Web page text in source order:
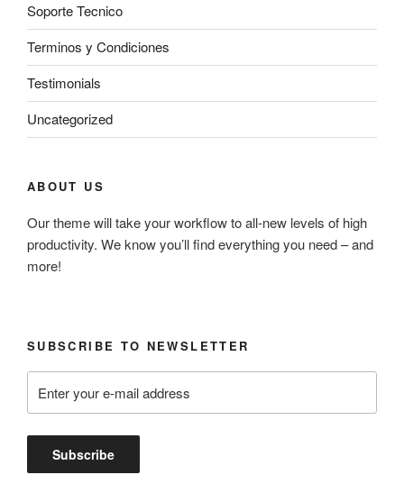
Soporte Tecnico
Terminos y Condiciones
Testimonials
Uncategorized
ABOUT US
Our theme will take your workflow to all-new levels of high
productivity. We know you’ll find everything you need – and
more!
SUBSCRIBE TO NEWSLETTER